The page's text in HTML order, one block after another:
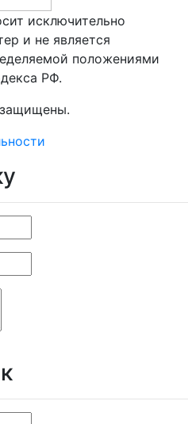
исключительно
и не является
положениями
РФ.